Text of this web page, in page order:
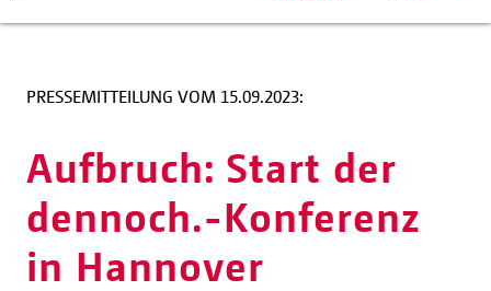
PRESSEMITTEILUNG VOM 15.09.2023:
Aufbruch: Start der
dennoch.-Konferenz
in Hannover